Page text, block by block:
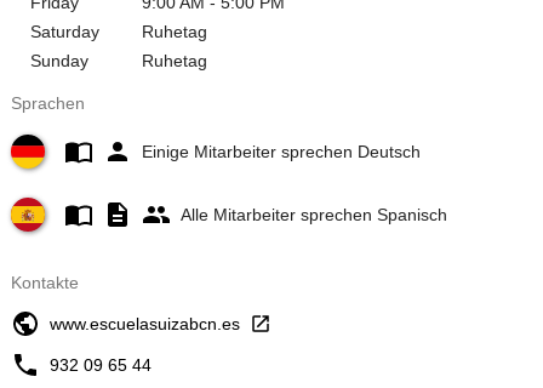
Saturday
Ruhetag
Sunday
Ruhetag
Sprachen
Einige Mitarbeiter sprechen Deutsch
Alle Mitarbeiter sprechen Spanisch
Kontakte
www.escuelasuizabcn.es
932 09 65 44